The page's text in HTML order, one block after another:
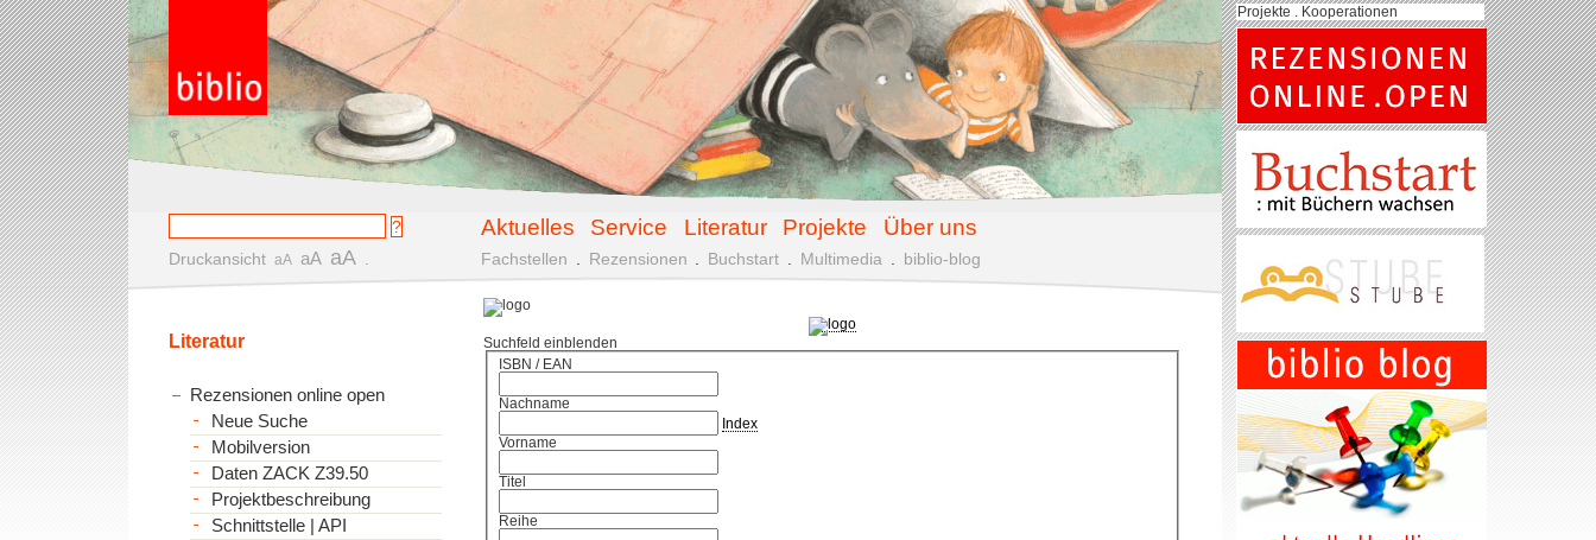
Aktuelles Service Literatur Projekte Über uns
Druckansicht aA aA aA Fachstellen Rezensionen Buchstart Multimedia biblio-blog
Suchfeld einblenden
ISBN / EAN
Nachname
Index
Vorname
Titel
Reihe
Literatur
Rezensionen online open
Neue Suche
Mobilversion
Daten ZACK Z39.50
Projektbeschreibung
Schnittstelle | API
Projekte . Kooperationen